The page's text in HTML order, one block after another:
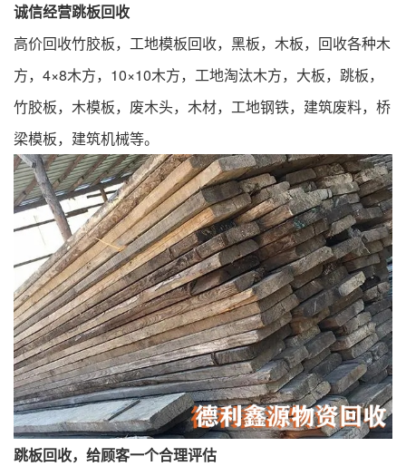
诚信经营跳板回收
高价回收竹胶板，工地模板回收，黑板，木板，回收各种木
方，4×8木方，10×10木方，工地淘汰木方，大板，跳板，
竹胶板，木模板，废木头，木材，工地钢铁，建筑废料，桥
梁模板，建筑机械等。
跳板回收，给顾客一个合理评估